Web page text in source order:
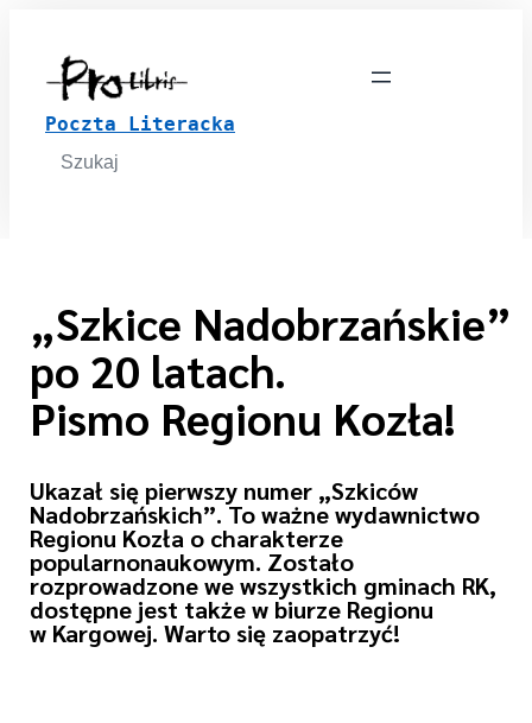
Poczta Literacka
Search
for:
„Szkice Nadobrzańskie”
po 20 latach.
Pismo Regionu Kozła!
Ukazał się pierwszy numer „Szkiców
Nadobrzańskich”. To ważne wydawnictwo
Regionu Kozła o charakterze
popularnonaukowym. Zostało
rozprowadzone we wszystkich gminach RK,
dostępne jest także w biurze Regionu
w Kargowej. Warto się zaopatrzyć!